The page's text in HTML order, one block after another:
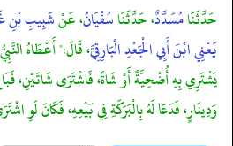
حَدَّثَنَامُسَدَّدٌ، حَدَّثَنَاسُفْيَانُ، عَنْشَبِيبِ بْنِ
يَعْنِي ابْنَ أَبِي الْجَعْدِ الْبَارِقِيَّ، قَالَ:" أَعْطَاهُ
يَشْتَرِي بِهِ أُضْحِيَّةً أَوْ شَاةً، فَاشْتَرَى شَاتَيْنِ،
وَدِينَارٍ، فَدَعَا لَهُ بِالْبَرَكَةِ فِي بَيْعِهِ، فَكَانَ لَوِ